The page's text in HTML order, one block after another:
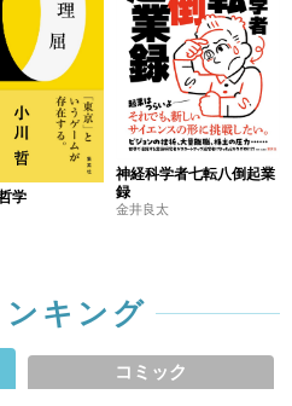
学
神経科学者七転八倒起業
録
金井良太
キング
コミック